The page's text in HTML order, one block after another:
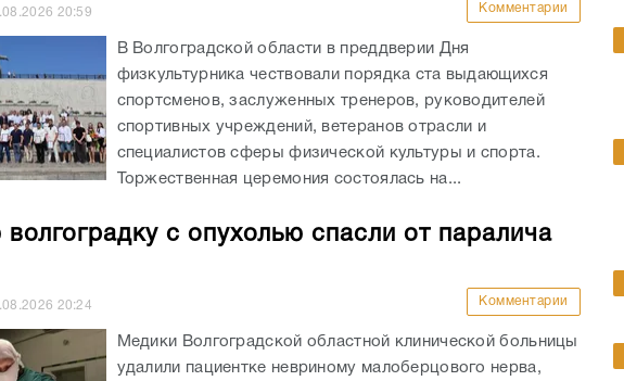
20:59 Комментарии
В Волгоградской области в преддверии Дня
физкультурника чествовали порядка ста выдающихся
спортсменов, заслуженных тренеров, руководителей
спортивных учреждений, ветеранов отрасли и
специалистов сферы физической культуры и спорта.
Торжественная церемония состоялась на...
с опухолью спасли от паралича
20:24 Комментарии
Медики Волгоградской областной клинической больницы
удалили пациентке невриному малоберцового нерва,